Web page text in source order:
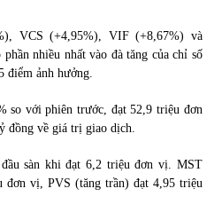
VCS (+4,95%), VIF (+8,67%) và
nhiều nhất vào đà tăng của chỉ số
điểm ảnh hưởng.
so với phiên trước, đạt 52,9 triệu đơn
đồng về giá trị giao dịch.
sàn khi đạt 6,2 triệu đơn vị. MST
đơn vị, PVS (tăng trần) đạt 4,95 triệu